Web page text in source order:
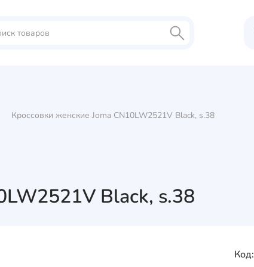
Кроссовки женские Joma CN10LW2521V Black, s.38
Black, s.38